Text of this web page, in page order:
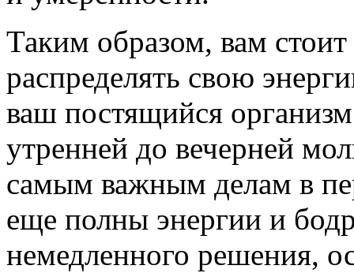
Таким образом, вам
распределять свою
ваш постящийся
утренней до вечерней
самым важным делам в
еще полны энергии и
немедленного решения,